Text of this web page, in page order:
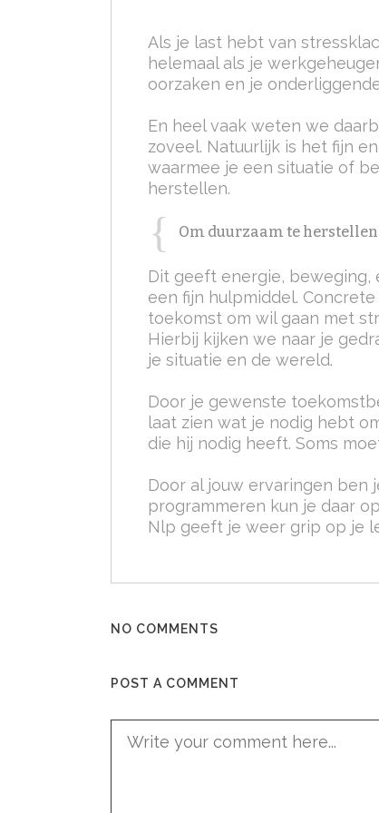
Als je last hebt van
helemaal als je
oorzaken en je
En heel vaak weten we
zoveel. Natuurlijk is het fijn
waarmee je een situatie of
herstellen.
Om duurzaam te
Dit geeft energie, beweging,
een fijn hulpmiddel.
toekomst om wil gaan met
Hierbij kijken we naar je
je situatie en de wereld.
Door je gewenste
laat zien wat je nodig hebt
die hij nodig heeft. Soms
Door al jouw ervaringen ben
programmeren kun je daar
Nlp geeft je weer grip op je
NO COMMENTS
POST A COMMENT